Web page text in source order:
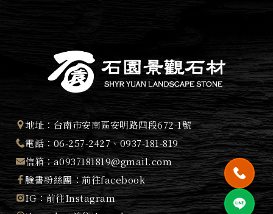
地址： 台南市安南區安明路四段672-1號
電話：06-257-2427、0937-181-819
信箱：a0937181819@gmail.com
臉書粉絲團：前往facebook
IG：前往Instagram